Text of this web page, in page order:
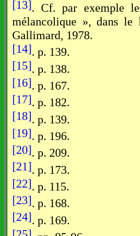
[13]. Cf. par exemple
mélancolique », dans
Gallimard, 1978.
[14]. p. 139.
[15]. p. 138.
[16]. p. 167.
[17]. p. 182.
[18]. p. 139.
[19]. p. 196.
[20]. p. 209.
[21]. p. 173.
[22]. p. 115.
[23]. p. 168.
[24]. p. 169.